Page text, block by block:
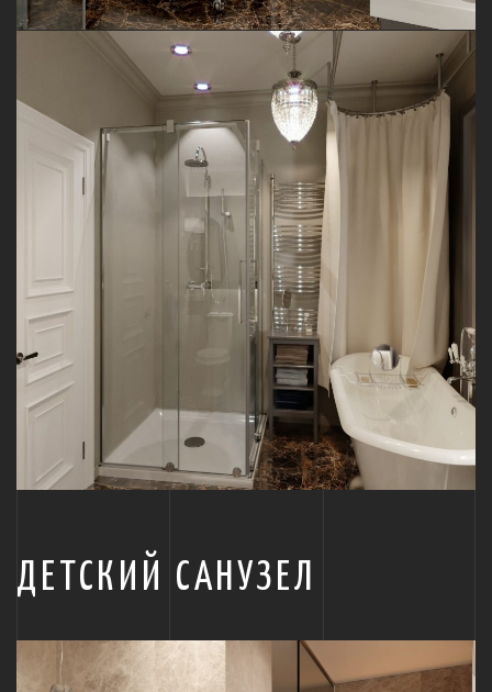
ДЕТСКИЙ САНУЗЕЛ